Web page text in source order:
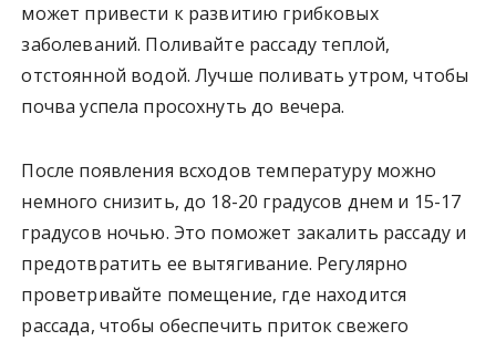
может привести к развитию грибковых
заболеваний. Поливайте рассаду теплой,
отстоянной водой. Лучше поливать утром, чтобы
почва успела просохнуть до вечера.
После появления всходов температуру можно
немного снизить, до 18-20 градусов днем и 15-17
градусов ночью. Это поможет закалить рассаду и
предотвратить ее вытягивание. Регулярно
проветривайте помещение, где находится
рассада, чтобы обеспечить приток свежего